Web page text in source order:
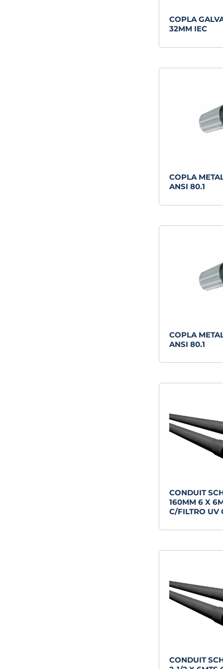
COPLA
32MM IEC
COPLA
ANSI 80.1
COPLA
ANSI 80.1
CONDUIT
160MM 6 X
C/FILTRO UV
CONDUIT